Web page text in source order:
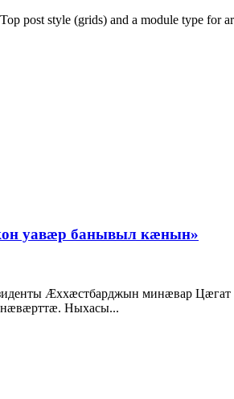
post style (grids) and a module type
уавæр банывыл кæнын»
Æххæстбарджын минæвар
Ныхасы...